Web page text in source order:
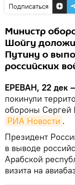
Подписаться
Министр
Шойгу
Путину о
российских
ЕРЕВАН, 22 дек
покинули
обороны Сергей
РИА Новости .
Президент
в выводе
Арабской
визита на